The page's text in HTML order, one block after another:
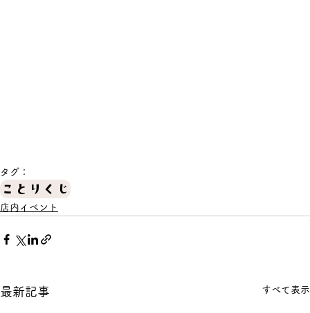
タグ：
ことりくじ
店内イベント
最新記事 すべて表示